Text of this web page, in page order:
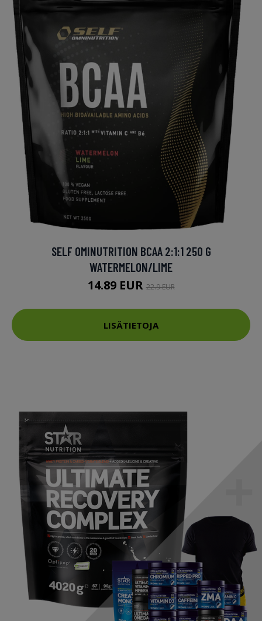
SELF OMINUTRITION BCAA 2:1:1 250 G
WATERMELON/LIME
14.89 EUR22.9 EUR
LISÄTIETOJA